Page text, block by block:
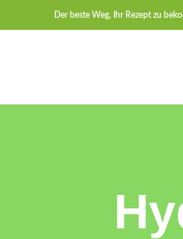
Der beste Weg, Ihr Rezept zu